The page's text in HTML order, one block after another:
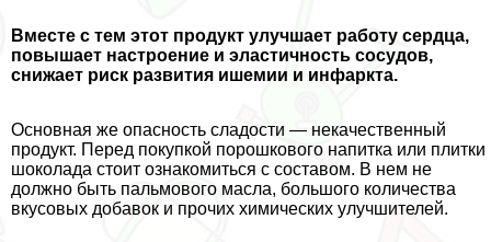
Вместе с тем этот продукт улучшает работу сердца,
повышает настроение и эластичность сосудов,
снижает риск развития ишемии и инфаркта.
Основная же опасность сладости — некачественный
продукт. Перед покупкой порошкового напитка или плитки
шоколада стоит ознакомиться с составом. В нем не
должно быть пальмового масла, большого количества
вкусовых добавок и прочих химических улучшителей.